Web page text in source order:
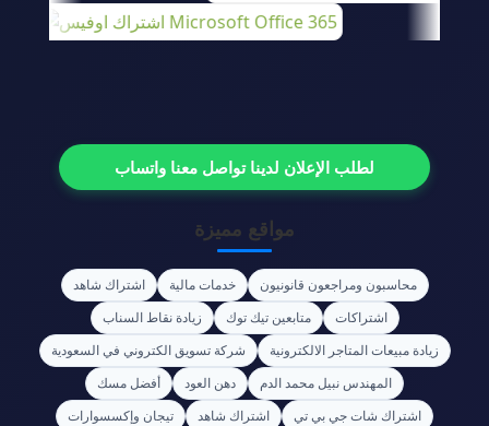
لطلب الإعلان لدينا تواصل معنا واتساب
مواقع مميزة
محاسبون ومراجعون قانونيون خدمات مالية
اشتراك شاهد
اشتراكات
متابعين تيك توك
زيادة نقاط السناب
زيادة مبيعات المتاجر الالكترونية
شركة تسويق الكتروني في السعودية
المهندس نبيل محمد الدم
دهن العود
أفضل مسك
اشتراك شات جي بي تي
اشتراك شاهد
تيجان وإكسسوارات